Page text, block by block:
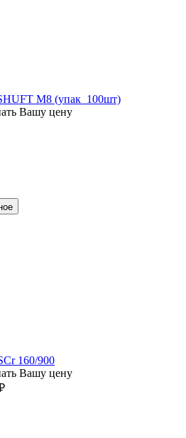
М8 (упак_100шт)
Вашу цену
160/900
Вашу цену